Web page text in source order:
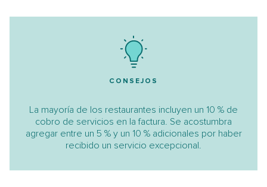
CONSEJOS
La mayoría de los restaurantes incluyen un 10 % de
cobro de servicios en la factura. Se acostumbra
agregar entre un 5 % y un 10 % adicionales por haber
recibido un servicio excepcional.